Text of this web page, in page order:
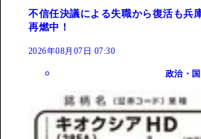
不信任決議による失職から復活も兵
再燃中！
2026年08月07日 07:30
政治・